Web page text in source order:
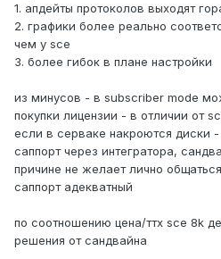
1. апдейты протоколов выходят
2. графики более реально
чем у sce
3. более гибок в плане настройки
из минусов - в subscriber mode
покупки лицензии - в отличии от
если в серваке накроются диски
саппорт через интегратора,
причине не желает лично
саппорт адекватный
по соотношению цена/ттх sce 8k
решения от сандвайна